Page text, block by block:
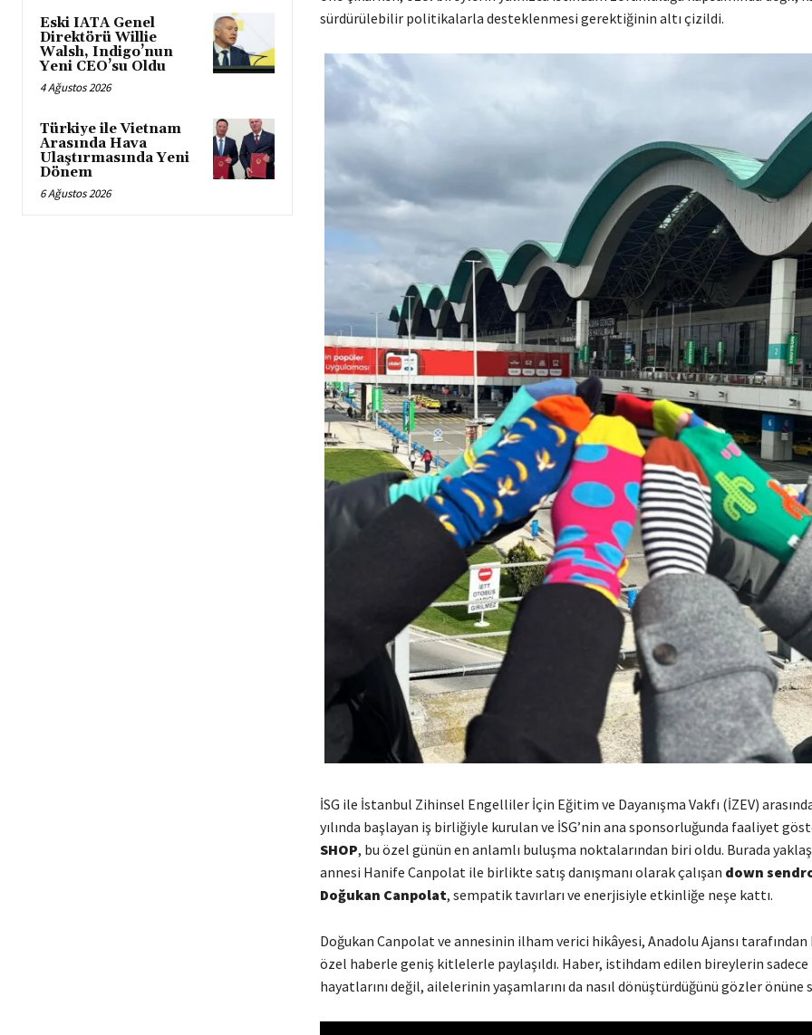
Eski IATA Genel
Direktörü Willie
Walsh, Indigo’nun
Yeni CEO’su Oldu
4 Ağustos 2026
Türkiye ile Vietnam
Arasında Hava
Ulaştırmasında Yeni
Dönem
6 Ağustos 2026
sürdürülebilir politikalarla desteklenmesi gerektiğinin altı çizildi.
İSG ile İstanbul Zihinsel Engelliler İçin Eğitim ve Dayanışma Vakfı (İZEV)
yılında başlayan iş birliğiyle kurulan ve İSG’nin ana sponsorluğunda faaliyet
SHOP, bu özel günün en anlamlı buluşma noktalarından biri oldu. Burada
annesi Hanife Canpolat ile birlikte satış danışmanı olarak çalışan down
Doğukan Canpolat, sempatik tavırları ve enerjisiyle etkinliğe neşe kattı.
Doğukan Canpolat ve annesinin ilham verici hikâyesi, Anadolu Ajansı tarafından
özel haberle geniş kitlelerle paylaşıldı. Haber, istihdam edilen bireylerin sadece
hayatlarını değil, ailelerinin yaşamlarını da nasıl dönüştürdüğünü gözler önüne